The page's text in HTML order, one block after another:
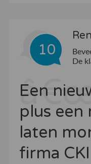
10
De
Een
plus een
laten
firma CKI